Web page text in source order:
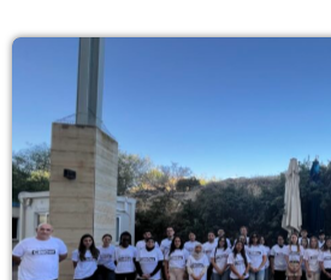
Διαγωνισμοί
Επικοινωνία
Upcoming shows